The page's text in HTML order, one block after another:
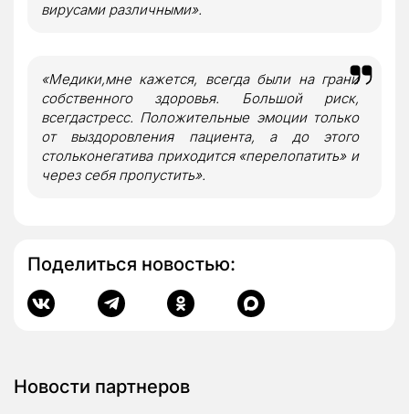
вирусами различными».
«Медики,мне кажется, всегда были на грани
собственного здоровья. Большой риск,
всегдастресс. Положительные эмоции только
от выздоровления пациента, а до этого
стольконегатива приходится «перелопатить» и
через себя пропустить».
Поделиться новостью:
Новости партнеров